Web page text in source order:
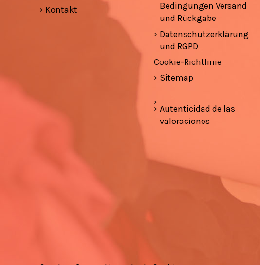
Kontakt
Bedingungen Versand
und Rückgabe
Datenschutzerklärung
und RGPD
Cookie-Richtlinie
Sitemap
Autenticidad de las
valoraciones